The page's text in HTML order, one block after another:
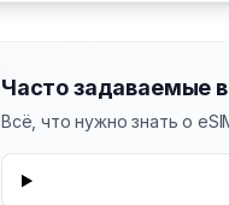
Часто задаваемые
Всё, что нужно знать о